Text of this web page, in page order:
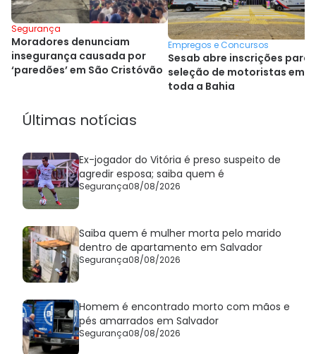
Segurança
Moradores denunciam
insegurança causada por
‘paredões’ em São Cristóvão
Empregos e Concursos
Sesab abre inscrições para
seleção de motoristas em
toda a Bahia
Últimas notícias
Ex-jogador do Vitória é preso suspeito de
agredir esposa; saiba quem é
Segurança08/08/2026
Saiba quem é mulher morta pelo marido
dentro de apartamento em Salvador
Segurança08/08/2026
Homem é encontrado morto com mãos e
pés amarrados em Salvador
Segurança08/08/2026